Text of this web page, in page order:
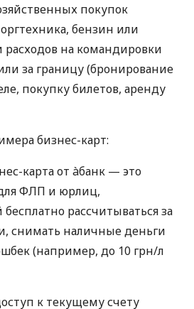
покупок
бензин или
расходов на командировки
за границу (бронирование
покупку билетов, аренду
бизнес-карт:
карта от àбанк — это
ФЛП и юрлиц,
рассчитываться за
снимать наличные деньги
(например, до 10 грн/л
к текущему счету